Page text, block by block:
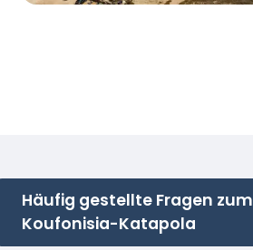
Häufig gestellte Fragen zum
Koufonisia-Katapola